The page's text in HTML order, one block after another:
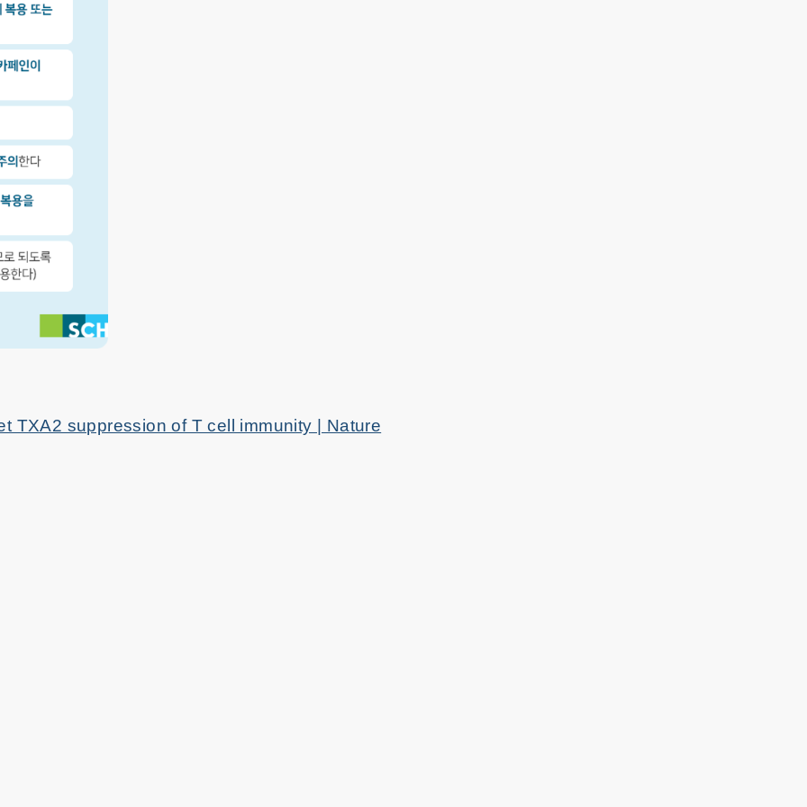
TXA2 suppression of T cell immunity | Nature